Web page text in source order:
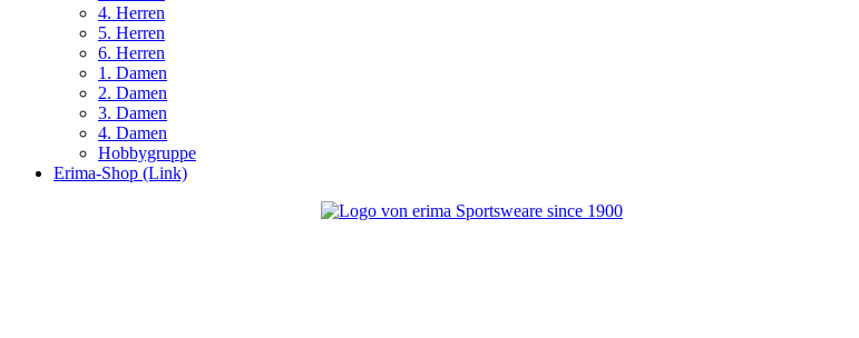
4. Herren
5. Herren
6. Herren
1. Damen
2. Damen
3. Damen
4. Damen
Hobbygruppe
Erima-Shop (Link)